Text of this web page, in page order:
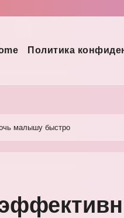
Политика
малышу быстро